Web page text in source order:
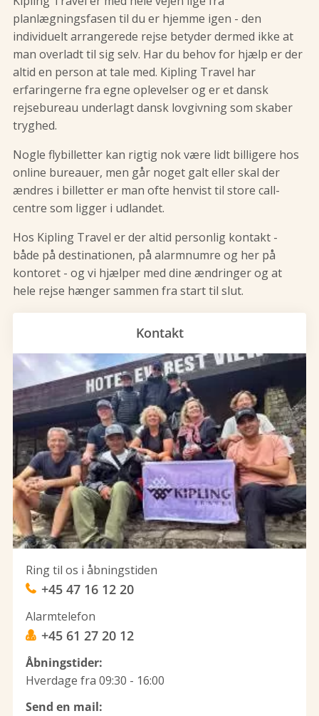
planlægningsfasen til du er hjemme igen - den
individuelt arrangerede rejse betyder dermed ikke at
man overladt til sig selv. Har du behov for hjælp er der
altid en person at tale med. Kipling Travel har
erfaringerne fra egne oplevelser og er et dansk
rejsebureau underlagt dansk lovgivning som skaber
tryghed.
Nogle flybilletter kan rigtig nok være lidt billigere hos
online bureauer, men går noget galt eller skal der
ændres i billetter er man ofte henvist til store call-
centre som ligger i udlandet.
Hos Kipling Travel er der altid personlig kontakt -
både på destinationen, på alarmnumre og her på
kontoret - og vi hjælper med dine ændringer og at
hele rejse hænger sammen fra start til slut.
Kontakt
Ring til os i åbningstiden
+45 47 16 12 20
Alarmtelefon
+45 61 27 20 12
Åbningstider:
Hverdage fra 09:30 - 16:00
Send en mail: